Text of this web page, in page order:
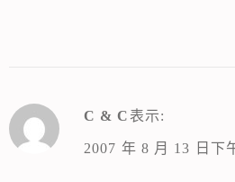
C & C表示:
2007 年 8 月 13 日下